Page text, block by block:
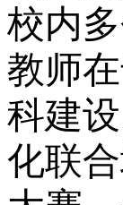
校内
教师在
科建
化联